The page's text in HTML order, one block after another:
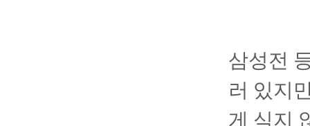
삼성전
러 있지
게 식지